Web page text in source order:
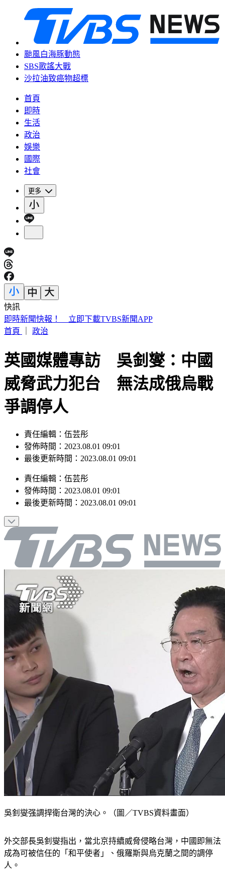
颱風白海豚動態
SBS歌謠大戰
沙拉油致癌物超標
首頁
即時
生活
政治
娛樂
國際
社會
更多
快訊
疲勞提不起勁是警訊！醫揭「半憂鬱」危機 這樣吃睡才能好
首頁
政治
英國媒體專訪 吳釗燮：中國
威脅武力犯台 無法成俄烏戰
爭調停人
責任編輯：伍芸彤
發佈時間：2023.08.01 09:01
最後更新時間：2023.08.01 09:01
責任編輯 ： 伍芸彤
發佈時間： 2023.08.01 09:01
最後更新時間： 2023.08.01 09:01
吳釗燮强調捍衛台灣的決心。（圖／TVBS資料畫面）
外交部長吳釗燮指出，當北京持續威脅侵略台灣，中國即無法
成為可被信任的「和平使者」、俄羅斯與烏克蘭之間的調停
人。